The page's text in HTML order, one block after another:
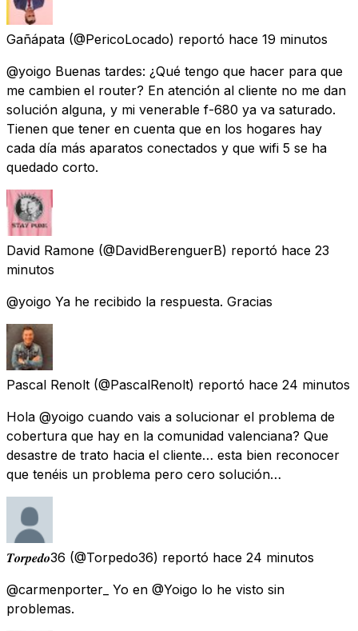
Gañápata (@PericoLocado) reportó hace 19 minutos
@yoigo Buenas tardes: ¿Qué tengo que hacer para que
me cambien el router? En atención al cliente no me dan
solución alguna, y mi venerable f-680 ya va saturado.
Tienen que tener en cuenta que en los hogares hay
cada día más aparatos conectados y que wifi 5 se ha
quedado corto.
David Ramone (@DavidBerenguerB) reportó hace 23
minutos
@yoigo Ya he recibido la respuesta. Gracias
Pascal Renolt (@PascalRenolt) reportó hace 24 minutos
Hola @yoigo cuando vais a solucionar el problema de
cobertura que hay en la comunidad valenciana? Que
desastre de trato hacia el cliente… esta bien reconocer
que tenéis un problema pero cero solución…
𝑻𝒐𝒓𝒑𝒆𝒅𝒐36 (@Torpedo36) reportó hace 24 minutos
@carmenporter_ Yo en @Yoigo lo he visto sin
problemas.